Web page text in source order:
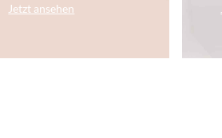
Jetzt ansehen